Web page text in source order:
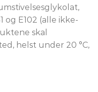
og E102 (alle ikke-
skal
helst under 20 °C,